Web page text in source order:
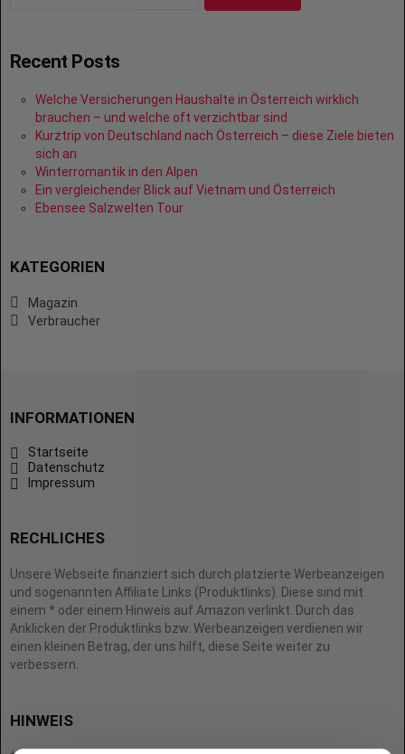
Recent Posts
Welche Versicherungen Haushalte in Österreich wirklich
brauchen – und welche oft verzichtbar sind
Kurztrip von Deutschland nach Österreich – diese Ziele bieten
sich an
Winterromantik in den Alpen
Ein vergleichender Blick auf Vietnam und Österreich
Ebensee Salzwelten Tour
KATEGORIEN
Magazin
Verbraucher
INFORMATIONEN
Startseite
Datenschutz
Impressum
RECHLICHES
Unsere Webseite finanziert sich durch platzierte Werbeanzeigen
und sogenannten Affiliate Links (Produktlinks). Diese sind mit
einem * oder einem Hinweis auf Amazon verlinkt. Durch das
Anklicken der Produktlinks bzw. Werbeanzeigen verdienen wir
einen kleinen Betrag, der uns hilft, diese Seite weiter zu
verbessern.
HINWEIS